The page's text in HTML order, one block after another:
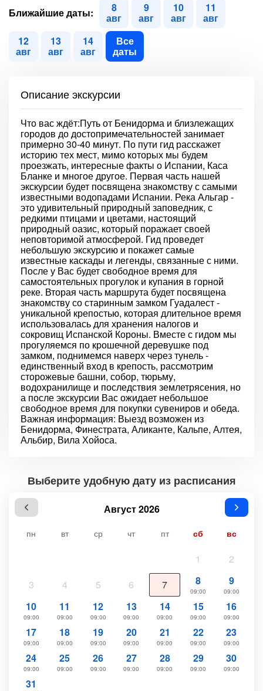
Ближайшие даты: 8
авг
9
авг
10
авг
11
авг
12
авг
13
авг
14
авг
Все
даты
Описание экскурсии
Что вас ждёт:Путь от Бенидорма и близлежащих
городов до достопримечательностей занимает
примерно 30-40 минут. По пути гид расскажет
историю тех мест, мимо которых мы будем
проезжать, интересные факты о Испании, Каса
Бланке и многое другое. Первая часть нашей
экскурсии будет посвящена знакомству с самыми
известными водопадами Испании. Река Альгар -
это удивительный природный заповедник, с
редкими птицами и цветами, настоящий
природный оазис, который поражает своей
неповторимой атмосферой. Гид проведет
небольшую экскурсию и покажет самые
известные каскады и легенды, связанные с ними.
После у Вас будет свободное время для
самостоятельных прогулок и купания в горной
реке. Вторая часть маршрута будет посвящена
знакомству со старинным замком Гуадалест -
уникальной крепостью, которая длительное время
использовалась для хранения налогов и
сокровищ Испанской Короны. Вместе с гидом мы
прогуляемся по крошечной деревушке под
замком, поднимемся наверх через тунель -
единственный вход в крепость, рассмотрим
сторожевые башни, собор, тюрьму,
водохранилище и последствия землетрясения, но
а после экскурсии Вас ожидает небольшое
свободное время для покупки сувениров и обеда.
Важная информация: Выезд возможен из
Бенидорма, Финестрата, Аликанте, Кальпе, Алтея,
Альбир, Вила Хойоса.
Выберите удобную дату из расписания
Август 2026
пн вт ср чт пт сб вс
1
2
3
4 5 6 7 8
09:00
9
09:00
10
09:00
11
09:00
12
09:00
13
09:00
14
09:00
15
09:00
16
09:00
17
09:00
18
09:00
19
09:00
20
09:00
21
09:00
22
09:00
23
09:00
24
09:00
25
09:00
26
09:00
27
09:00
28
09:00
29
09:00
30
09:00
31